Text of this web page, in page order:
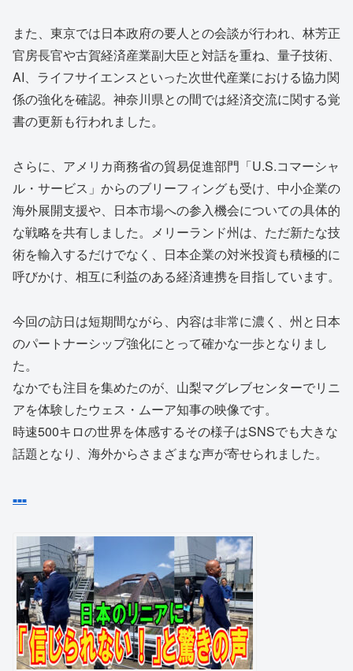
また、東京では日本政府の要人との会談が行われ、林芳正
官房長官や古賀経済産業副大臣と対話を重ね、量子技術、
AI、ライフサイエンスといった次世代産業における協力関
係の強化を確認。神奈川県との間では経済交流に関する覚
書の更新も行われました。
さらに、アメリカ商務省の貿易促進部門「U.S.コマーシャ
ル・サービス」からのブリーフィングも受け、中小企業の
海外展開支援や、日本市場への参入機会についての具体的
な戦略を共有しました。メリーランド州は、ただ新たな技
術を輸入するだけでなく、日本企業の対米投資も積極的に
呼びかけ、相互に利益のある経済連携を目指しています。
今回の訪日は短期間ながら、内容は非常に濃く、州と日本
のパートナーシップ強化にとって確かな一歩となりまし
た。
なかでも注目を集めたのが、山梨マグレブセンターでリニ
アを体験したウェス・ムーア知事の映像です。
時速500キロの世界を体感するその様子はSNSでも大きな
話題となり、海外からさまざまな声が寄せられました。
■■■